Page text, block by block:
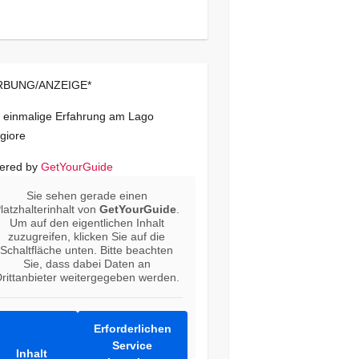
ANZEIGE*
einmalige Erfahrung am Lago
by GetYourGuide
Sie sehen gerade einen
vonGetYourGuide
Um auf den eigentlichen Inhalt
zuzugreifen, klicken Sie auf die
Schaltfläche unten. Bitte beachten
Sie, dass dabei Daten an
weitergegeben werden.
Inhalt
Erforderlichen
Service